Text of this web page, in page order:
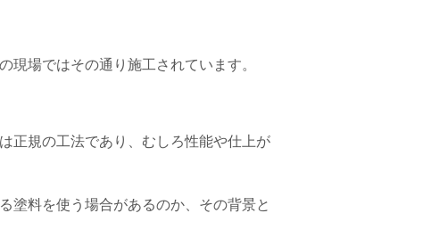
現場ではその通り施工されています。
正規の工法であり、むしろ性能や仕上が
塗料を使う場合があるのか、その背景と